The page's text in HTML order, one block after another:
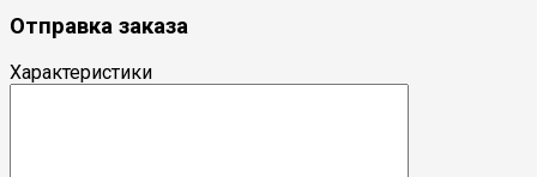
Отправка заказа
Характеристики